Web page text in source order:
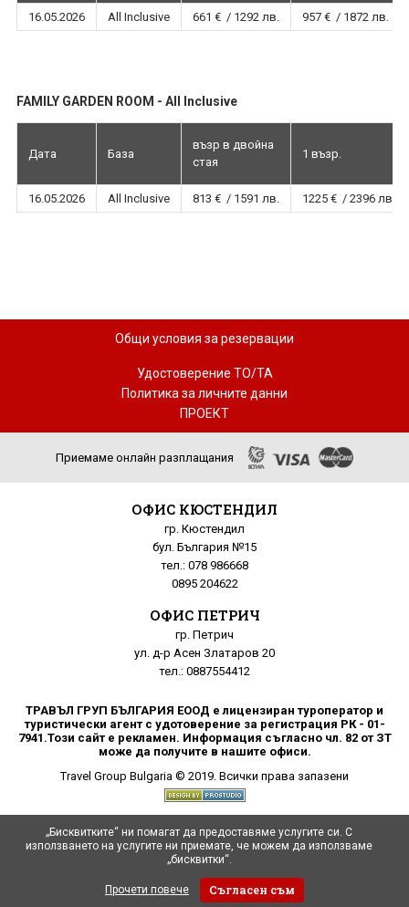
16.05.2026 All Inclusive 661 € / 1292 лв. 957 € / 1872 лв.
FAMILY GARDEN ROOM - All Inclusive
Дата База
възр в двойна
стая
1 възр.
16.05.2026 All Inclusive 813 € / 1591 лв. 1225 € / 2396 лв.
Общи условия за резервации
Удостоверение ТО/ТА
Политика за личните данни
ПРОЕКТ
Приемаме онлайн разплащания
ОФИС КЮСТЕНДИЛ
гр. Кюстендил
бул. България №15
тел.: 078 986668
0895 204622
ОФИС ПЕТРИЧ
гр. Петрич
ул. д-р Асен Златаров 20
тел.: 0887554412
ТРАВЪЛ ГРУП БЪЛГАРИЯ ЕООД е лицензиран туроператор и
туристически агент с удотоверение за регистрация РК - 01-
7941.Този сайт е рекламен. Информация съгласно чл. 82 от ЗТ
може да получите в нашите офиси.
Travel Group Bulgaria © 2019. Всички права запазени
„Бисквитките“ ни помагат да предоставяме услугите си. С
използването на услугите ни приемате, че можем да използваме
„бисквитки“.
Прочети повече Съгласен съм